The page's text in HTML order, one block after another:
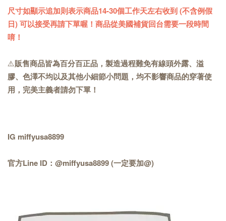
尺寸如顯示追加則表示商品14-30個工作天左右收到 (不含例假
日) 可以接受再請下單喔！商品從美國補貨回台需要一段時間
唷！
⚠️販售商品皆為百分百正品，製造過程難免有線頭外露、溢
膠、色澤不均以及其他小細節小問題，均不影響商品的穿著使
用，完美主義者請勿下單！
IG miffyusa8899
官方Line ID：@miffyusa8899 (一定要加@)